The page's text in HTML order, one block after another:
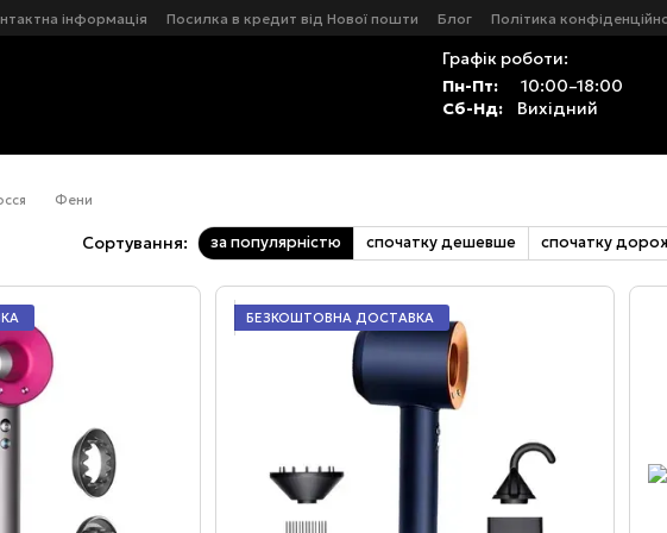
інформація Посилка в кредит від Нової пошти Блог
Політика
Графік роботи:
Пн-Пт:
10:00–18:00
Сб-Нд:
Вихідний
Фени
Сортування: за популярністю спочатку дешевше спочатку
БЕЗКОШТОВНА ДОСТАВКА